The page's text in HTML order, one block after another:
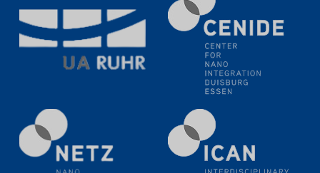
PFAS: Gründe für das Verbot aus Sicht des
Wasser- und Umweltschutzes
20.07.2023
PFAS: Gründe für das Verbot aus Sicht des
20.07.2023
PFAS: Gründe für das Verbot aus Sicht des
Wasser- und Umweltschutzes